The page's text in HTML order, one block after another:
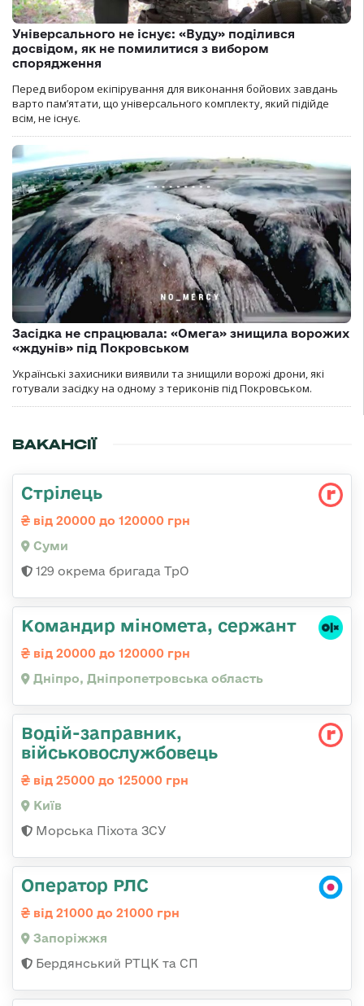
Універсального не існує: «Вуду» поділився
досвідом, як не помилитися з вибором
спорядження
Перед вибором екіпірування для виконання бойових завдань
варто пам’ятати, що універсального комплекту, який підійде
всім, не існує.
Засідка не спрацювала: «Омега» знищила ворожих
«ждунів» під Покровськом
Українські захисники виявили та знищили ворожі дрони, які
готували засідку на одному з териконів під Покровськом.
ВАКАНСІЇ
Стрілець
від 20000 до 120000 грн
Суми
129 окрема бригада ТрО
Командир міномета, сержант
від 20000 до 120000 грн
Дніпро, Дніпропетровська область
Водій-заправник,
військовослужбовець
від 25000 до 125000 грн
Київ
Морська Піхота ЗСУ
Оператор РЛС
від 21000 до 21000 грн
Запоріжжя
Бердянський РТЦК та СП